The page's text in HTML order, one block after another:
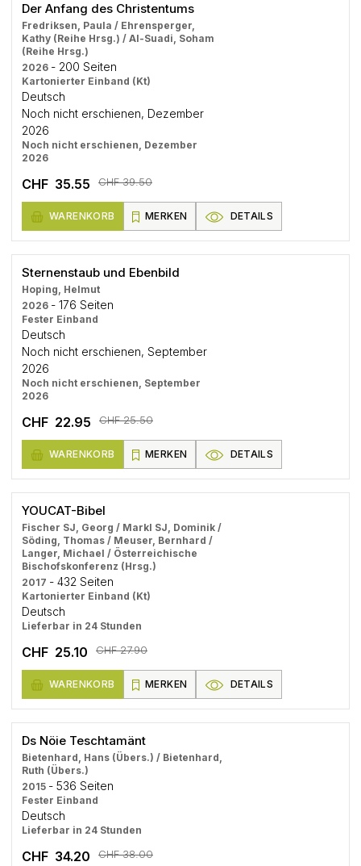
Der Anfang des Christentums
Fredriksen, Paula / Ehrensperger,
Kathy (Reihe Hrsg.) / Al-Suadi, Soham
(Reihe Hrsg.)
2026 - 200 Seiten
Kartonierter Einband (Kt)
Deutsch
Noch nicht erschienen, Dezember
2026
Noch nicht erschienen, Dezember
2026
CHF 35.55 CHF 39.50
WARENKORB MERKEN DETAILS
Sternenstaub und Ebenbild
Hoping, Helmut
2026 - 176 Seiten
Fester Einband
Deutsch
Noch nicht erschienen, September
2026
Noch nicht erschienen, September
2026
CHF 22.95 CHF 25.50
WARENKORB MERKEN DETAILS
YOUCAT-Bibel
Fischer SJ, Georg / Markl SJ, Dominik /
Söding, Thomas / Meuser, Bernhard /
Langer, Michael / Österreichische
Bischofskonferenz (Hrsg.)
2017 - 432 Seiten
Kartonierter Einband (Kt)
Deutsch
Lieferbar in 24 Stunden
CHF 25.10 CHF 27.90
WARENKORB MERKEN DETAILS
Ds Nöie Teschtamänt
Bietenhard, Hans (Übers.) / Bietenhard,
Ruth (Übers.)
2015 - 536 Seiten
Fester Einband
Deutsch
Lieferbar in 24 Stunden
CHF 34.20 CHF 38.00